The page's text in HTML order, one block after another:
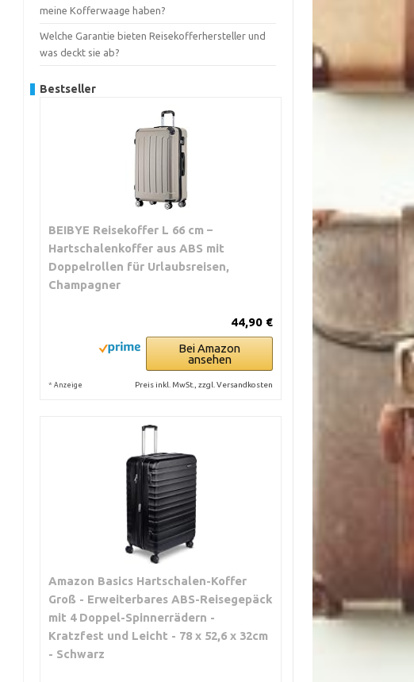
meine Kofferwaage haben?
Welche Garantie bieten Reisekofferhersteller und
was deckt sie ab?
Bestseller
BEIBYE Reisekoffer L 66 cm –
Hartschalenkoffer aus ABS mit
Doppelrollen für Urlaubsreisen,
Champagner
44,90 €
Bei Amazon
ansehen
* Anzeige Preis inkl. MwSt., zzgl. Versandkosten
Amazon Basics Hartschalen-Koffer
Groß - Erweiterbares ABS-Reisegepäck
mit 4 Doppel-Spinnerrädern -
Kratzfest und Leicht - 78 x 52,6 x 32cm
- Schwarz